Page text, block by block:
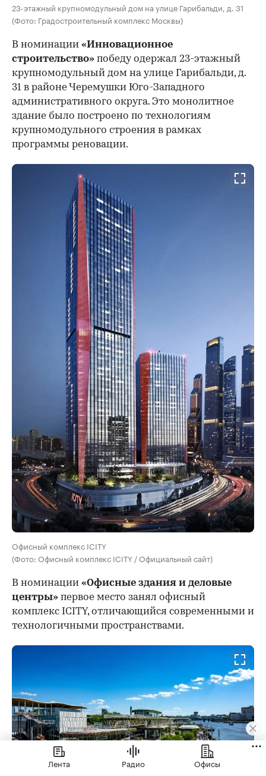
23-этажный крупномодульный дом на улице Гарибальди, д. 31
(Фото: Градостроительный комплекс Москвы)
В номинации «Инновационное
строительство» победу одержал 23-этажный
крупномодульный дом на улице Гарибальди, д.
31 в районе Черемушки Юго-Западного
административного округа. Это монолитное
здание было построено по технологиям
крупномодульного строения в рамках
программы реновации.
Офисный комплекс ICITY
(Фото: Офисный комплекс ICITY / Официальный сайт)
В номинации «Офисные здания и деловые
центры» первое место занял офисный
комплекс ICITY, отличающийся современными и
технологичными пространствами.
Лента Радио Офисы